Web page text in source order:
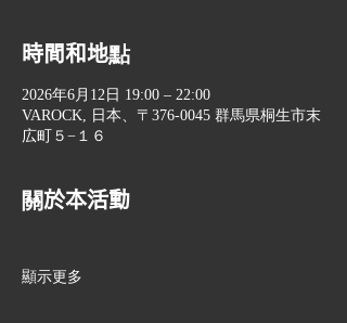
時間和地點
2026年6月12日 19:00 – 22:00
VAROCK, 日本、〒376-0045 群馬県桐生市末
広町５−１６
關於本活動
顯示更多